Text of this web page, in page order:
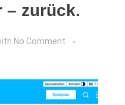
– zurück.
No Comment